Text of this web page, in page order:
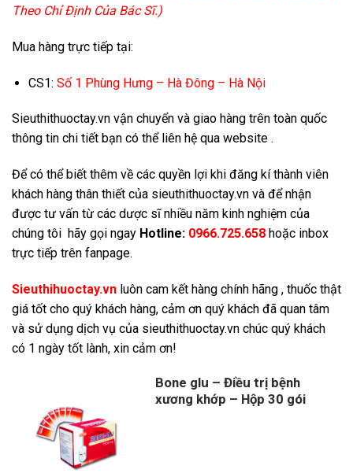
Theo Chỉ Định Của Bác Sĩ.)
Mua hàng trực tiếp tại:
CS1: Số 1 Phùng Hưng – Hà Đông – Hà Nội
Sieuthithuoctay.vn vận chuyển và giao hàng trên toàn quốc
thông tin chi tiết bạn có thể liên hệ qua website .
Để có thể biết thêm về các quyền lợi khi đăng kí thành viên
khách hàng thân thiết của sieuthithuoctay.vn và để nhận
được tư vấn từ các dược sĩ nhiều năm kinh nghiệm của
chúng tôi hãy gọi ngay Hotline: 0966.725.658 hoặc inbox
trực tiếp trên fanpage.
Sieuthihuoctay.vn luôn cam kết hàng chính hãng , thuốc thật
giá tốt cho quý khách hàng, cảm ơn quý khách đã quan tâm
và sử dụng dịch vụ của sieuthithuoctay.vn chúc quý khách
có 1 ngày tốt lành, xin cảm ơn!
Bone glu – Điều trị bệnh
xương khớp – Hộp 30 gói